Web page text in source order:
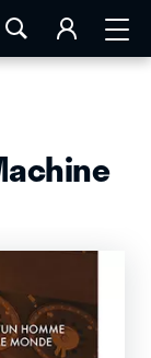
ROCHELLE